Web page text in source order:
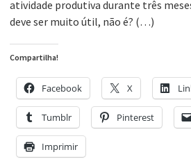
atividade produtiva durante três
deve ser muito útil, não é? (…)
Compartilha!
Facebook X
Tumblr Pinterest
Imprimir